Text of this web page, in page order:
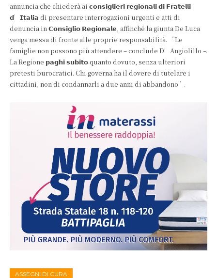
annuncia che chiederà ai 𝗰𝗼𝗻𝘀𝗶𝗴𝗹𝗶𝗲𝗿𝗶 𝗿𝗲𝗴𝗶𝗼𝗻𝗮𝗹𝗶 𝗱𝗶 𝗙𝗿𝗮𝘁𝗲𝗹𝗹𝗶
𝗱’𝗜𝘁𝗮𝗹𝗶𝗮 di presentare interrogazioni urgenti e atti di
denuncia in 𝗖𝗼𝗻𝘀𝗶𝗴𝗹𝗶𝗼 𝗥𝗲𝗴𝗶𝗼𝗻𝗮𝗹𝗲, affinché la giunta De Luca
venga messa di fronte alle proprie responsabilità. “Le
famiglie non possono più attendere – conclude D’Angiolillo –.
La Regione 𝗽𝗮𝗴𝗵𝗶 𝘀𝘂𝗯𝗶𝘁𝗼 quanto dovuto, senza ulteriori
pretesti burocratici. Chi governa ha il dovere di tutelare i
cittadini, non di condannarli a due anni di abbandono”.
ASSEGNI DI CURA